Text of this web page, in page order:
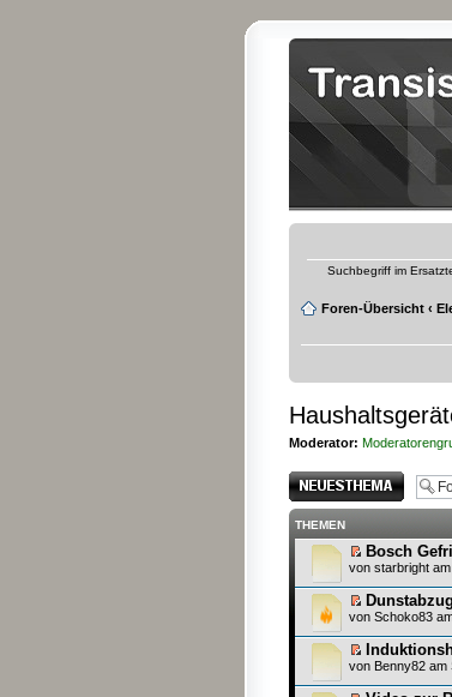
Suchbegriff im
Foren-Übersicht ‹
Moderator:
Neues Thema
erstellen
THEMEN
Bosch
von starbright
von Schoko83
von Benny82 am